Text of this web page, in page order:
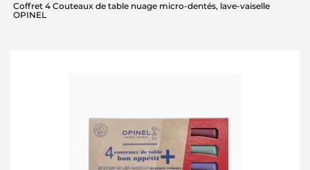
Coffret 4 Couteaux de table nuage micro-dentés, lave-vaiselle
OPINEL